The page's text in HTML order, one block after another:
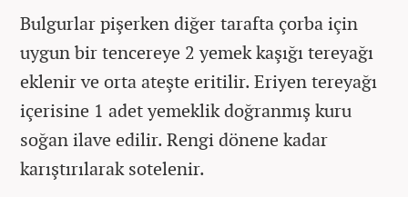
Bulgurlar pişerken diğer tarafta çorba için
uygun bir tencereye 2 yemek kaşığı tereyağı
eklenir ve orta ateşte eritilir. Eriyen tereyağı
içerisine 1 adet yemeklik doğranmış kuru
soğan ilave edilir. Rengi dönene kadar
karıştırılarak sotelenir.